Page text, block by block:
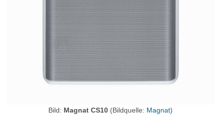
Bild: Magnat CS10 (Bildquelle: Magnat)